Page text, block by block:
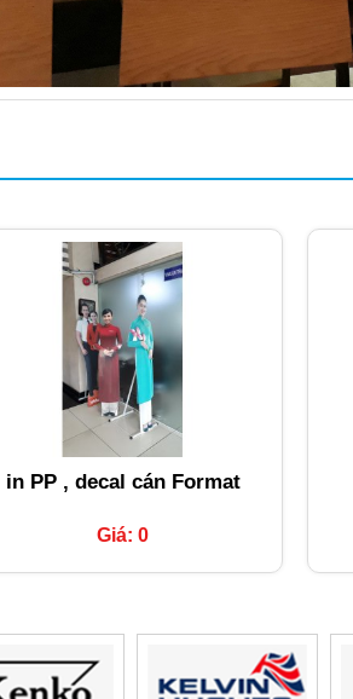
in PP , decal cán Format
Giá: 0